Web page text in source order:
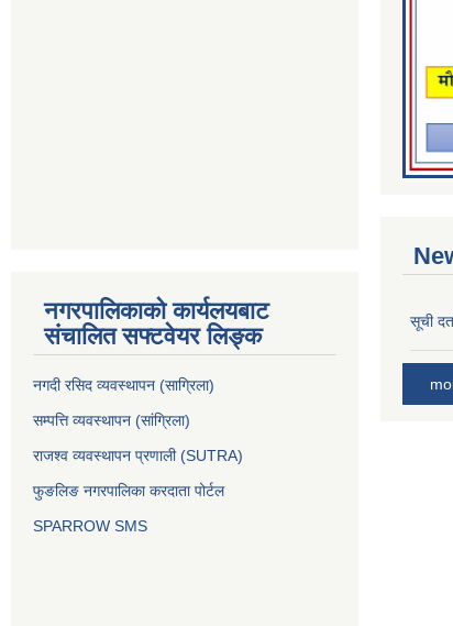
नगरपालिकाको कार्यलयबाट
संचालित सफ्टवेयर लिङ्क
नगदी रसिद व्यवस्थापन (साग्रिला)
सम्पत्ति व्यवस्थापन (सांग्रिला)
राजश्व व्यवस्थापन प्रणाली (SUTRA)
फुङलिङ नगरपालिका करदाता पोर्टल
SPARROW SMS
सूची